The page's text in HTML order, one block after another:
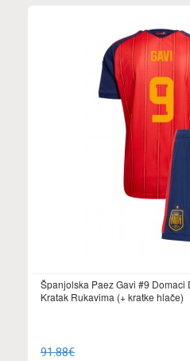
Španjolska Paez Gavi #9 Domaci
Kratak Rukavima (+ kratke hlače)
91.88€